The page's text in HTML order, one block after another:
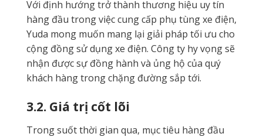
Với định hướng trở thành thương hiệu uy tín
hàng đầu trong việc cung cấp phụ tùng xe điện,
Yuda mong muốn mang lại giải pháp tối ưu cho
cộng đồng sử dụng xe điện. Công ty hy vọng sẽ
nhận được sự đồng hành và ủng hộ của quý
khách hàng trong chặng đường sắp tới.
3.2. Giá trị cốt lõi
Trong suốt thời gian qua, mục tiêu hàng đầu